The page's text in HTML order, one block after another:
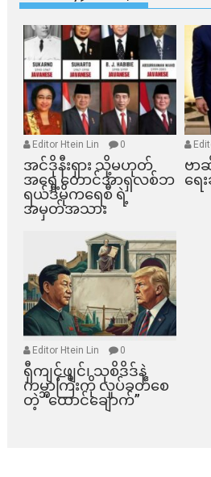
Editor Htein Lin 0
အင်ဒိုနီးရှား သို့မဟုတ်
အရှေ့တောင်အာရှလစ်ဘ
ရယ်ဒီမိုကရေစီ ရဲ့
အမှတ်အသား
ဗာ
ရေ
Editor Htein Lin 0
ရှီကျင့်ဖျင်၊ သုစိဒိဒ်နဲ့
ကမ္ဘာကြီးကို လှုပ်ခတ်စေ
တဲ့ “ထောင်ချောက်”